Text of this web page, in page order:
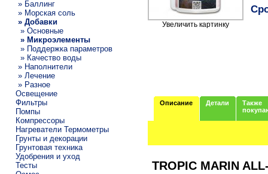
» Баллинг
» Морская соль
» Добавки
» Основные
» Микроэлементы
» Поддержка параметров
» Качество воды
» Наполнители
» Лечение
» Разное
Освещение
Фильтры
Помпы
Компрессоры
Нагреватели Термометры
Грунты и декорации
Грунтовая техника
Удобрения и уход
Тесты
Увеличить картинку
Описание Детали
Также
TROPIC MARIN